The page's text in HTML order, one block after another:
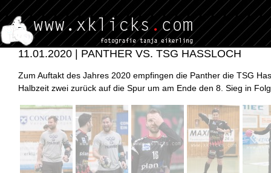
11.01.2020 | PANTHER VS. TSG HASSLOCH
Zum Auftakt des Jahres 2020 empfingen die Panther die TSG
Halbzeit zwei zurück auf die Spur um am Ende den 8. Sieg in